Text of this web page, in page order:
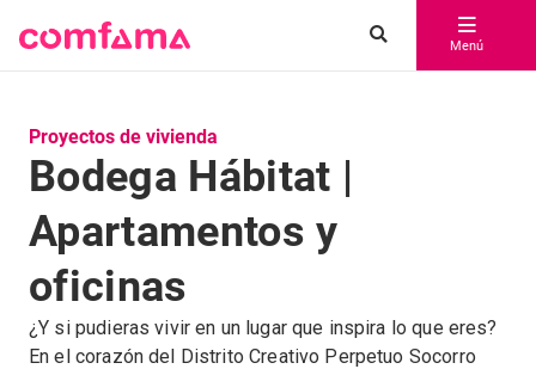
Menú
Proyectos de vivienda
Bodega Hábitat |
Apartamentos y
oficinas
¿Y si pudieras vivir en un lugar que inspira lo que eres?
En el corazón del Distrito Creativo Perpetuo Socorro